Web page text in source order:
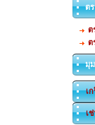
ตร
ต
ต
มุม
เ
เ